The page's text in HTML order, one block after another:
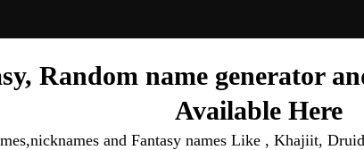
Random name generator
Available Here
and Fantasy names Like , Khajiit,